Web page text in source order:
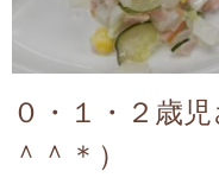
０・１・２歳
＾＾＊）